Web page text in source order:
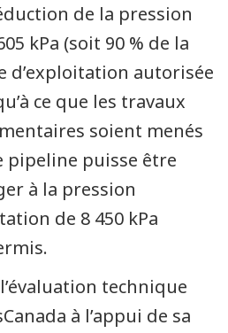
de la pression
kPa (soit 90 % de la
d’exploitation autorisée
ce que les travaux
soient menés
pipeline puisse être
à la pression
de 8 450 kPa
technique
à l’appui de sa